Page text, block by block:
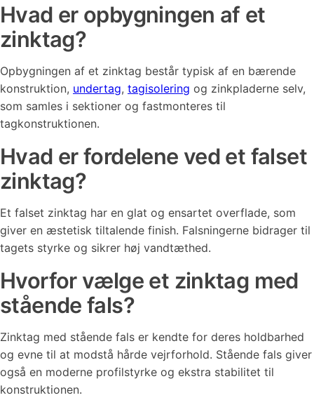
Hvad er opbygningen af et
zinktag?
Opbygningen af et zinktag består typisk af en bærende
konstruktion, undertag, tagisolering og zinkpladerne selv,
som samles i sektioner og fastmonteres til
tagkonstruktionen.
Hvad er fordelene ved et falset
zinktag?
Et falset zinktag har en glat og ensartet overflade, som
giver en æstetisk tiltalende finish. Falsningerne bidrager til
tagets styrke og sikrer høj vandtæthed.
Hvorfor vælge et zinktag med
stående fals?
Zinktag med stående fals er kendte for deres holdbarhed
og evne til at modstå hårde vejrforhold. Stående fals giver
også en moderne profilstyrke og ekstra stabilitet til
konstruktionen.